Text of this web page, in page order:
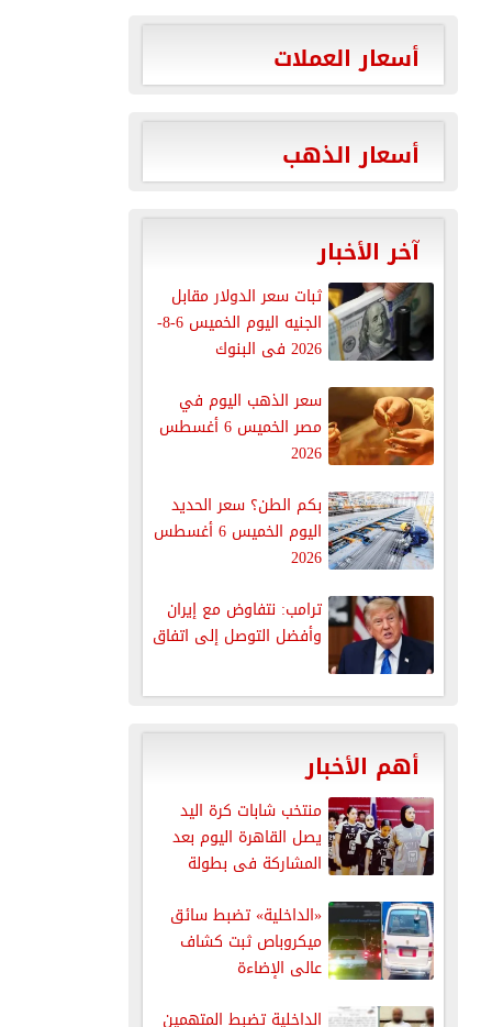
أسعار العملات
أسعار الذهب
آخر الأخبار
ثبات سعر الدولار مقابل
الجنيه اليوم الخميس 6-8-
2026 فى البنوك
سعر الذهب اليوم في
مصر الخميس 6 أغسطس
2026
بكم الطن؟ سعر الحديد
اليوم الخميس 6 أغسطس
2026
ترامب: نتفاوض مع إيران
وأفضل التوصل إلى اتفاق
أهم الأخبار
منتخب شابات كرة اليد
يصل القاهرة اليوم بعد
المشاركة فى بطولة
«الداخلية» تضبط سائق
ميكروباص ثبت كشاف
عالى الإضاءة
الداخلية تضبط المتهمين